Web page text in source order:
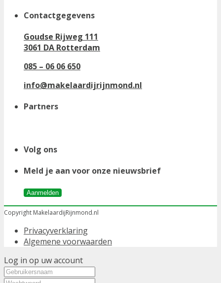
Contactgegevens
Goudse Rijweg 111
3061 DA Rotterdam
085 – 06 06 650
info@makelaardijrijnmond.nl
Partners
Volg ons
Meld je aan voor onze nieuwsbrief
Aanmelden
Copyright MakelaardijRijnmond.nl
Privacyverklaring
Algemene voorwaarden
Log in op uw account